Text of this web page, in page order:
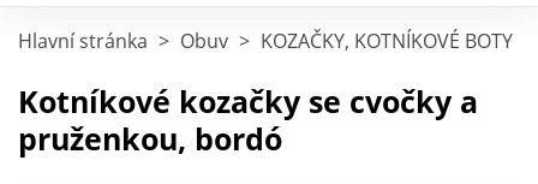
Hlavní stránka > Obuv > KOZAČKY, KOTNÍKOVÉ BOTY
Kotníkové kozačky se cvočky a
pruženkou, bordó